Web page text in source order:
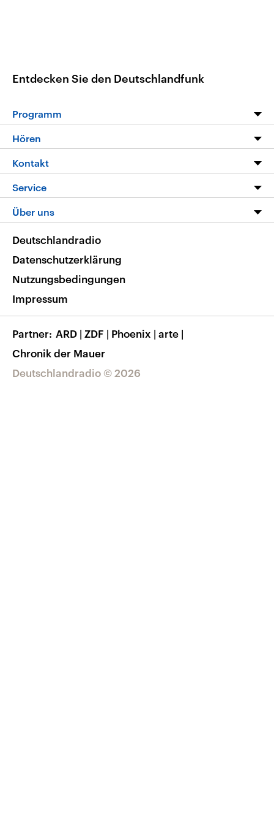
Entdecken Sie den Deutschlandfunk
Programm
Programm
Die Nachrichten
Nachrichtenleicht
Neue Beiträge auf dlf.de
Hören
Livestream
Podcasts
Deutschlandfunk App
Nachrichten App
Frequenzen
Kontakt
Hörerservice
Service
FAQ
Veranstaltungen
Musikliste
RSS
Über uns
Barrierefreiheit
Deutschlandradio © 2026
Deutschlandradio
Datenschutzerklärung
Nutzungsbedingungen
Impressum
Partner ARD | ZDF | Phoenix | arte |
Chronik der Mauer